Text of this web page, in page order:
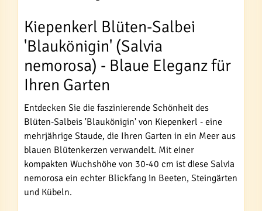
Kiepenkerl Blüten-Salbei
'Blaukönigin' (Salvia
nemorosa) - Blaue Eleganz für
Ihren Garten
Entdecken Sie die faszinierende Schönheit des
Blüten-Salbeis 'Blaukönigin' von Kiepenkerl - eine
mehrjährige Staude, die Ihren Garten in ein Meer aus
blauen Blütenkerzen verwandelt. Mit einer
kompakten Wuchshöhe von 30-40 cm ist diese Salvia
nemorosa ein echter Blickfang in Beeten, Steingärten
und Kübeln.